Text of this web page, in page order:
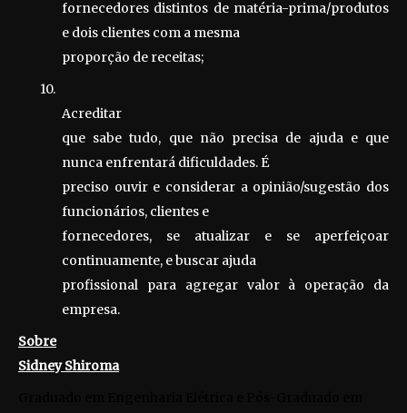
fornecedores distintos de matéria-prima/produtos
e dois clientes com a mesma
proporção de receitas;
10.
Acreditar
que sabe tudo, que não precisa de ajuda e que
nunca enfrentará dificuldades. É
preciso ouvir e considerar a opinião/sugestão dos
funcionários, clientes e
fornecedores, se atualizar e se aperfeiçoar
continuamente, e buscar ajuda
profissional para agregar valor à operação da
empresa.
Sobre
Sidney Shiroma